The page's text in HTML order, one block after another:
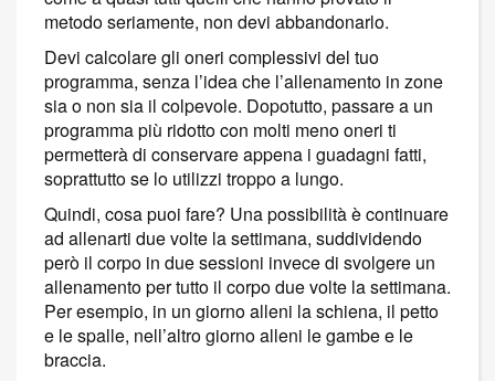
metodo seriamente, non devi abbandonarlo.
Devi calcolare gli oneri complessivi del tuo
programma, senza l’idea che l’allenamento in zone
sia o non sia il colpevole. Dopotutto, passare a un
programma più ridotto con molti meno oneri ti
permetterà di conservare appena i guadagni fatti,
soprattutto se lo utilizzi troppo a lungo.
Quindi, cosa puoi fare? Una possibilità è continuare
ad allenarti due volte la settimana, suddividendo
però il corpo in due sessioni invece di svolgere un
allenamento per tutto il corpo due volte la settimana.
Per esempio, in un giorno alleni la schiena, il petto
e le spalle, nell’altro giorno alleni le gambe e le
braccia.